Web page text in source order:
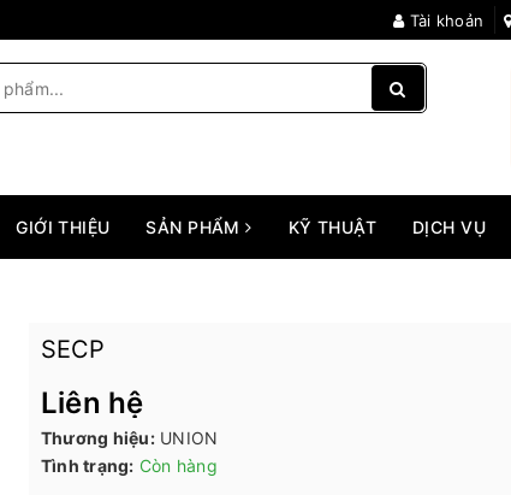
Tài khoản
GIỚI THIỆU SẢN PHẨM KỸ THUẬT DỊCH VỤ
SECP
Liên hệ
Thương hiệu: UNION
Tình trạng: Còn hàng